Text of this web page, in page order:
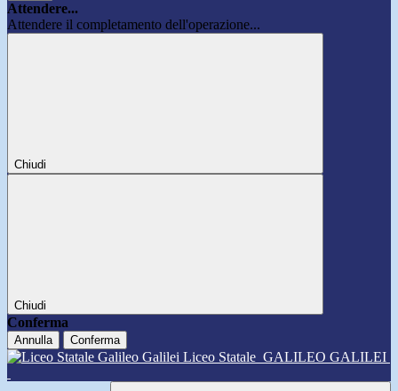
Attendere...
Attendere il completamento dell'operazione...
Chiudi
Chiudi
Conferma
Annulla Conferma
Liceo Statale GALILEO GALILEI